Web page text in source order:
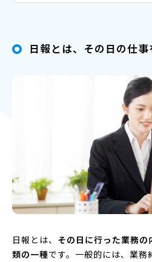
日報とは、その日の仕
日報とは、 その日に行った業務
類の一種です。一般的には、業務